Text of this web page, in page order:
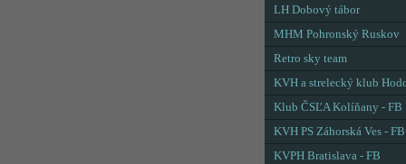
LH Dobový tábor
MHM Pohronský Ruskov
Retro sky team
KVH a strelecký klub
Klub ČSĽA Kolíňany - FB
KVH PS Záhorská Ves - FB
KVPH Bratislava - FB